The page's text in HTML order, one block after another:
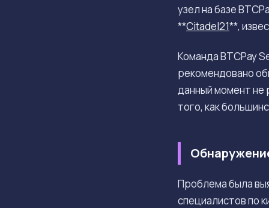
узел на базе
**Citadel21**,
Команда BTCPay
рекомендовано
данный момент не
того, как
Проблема была
специалистов по